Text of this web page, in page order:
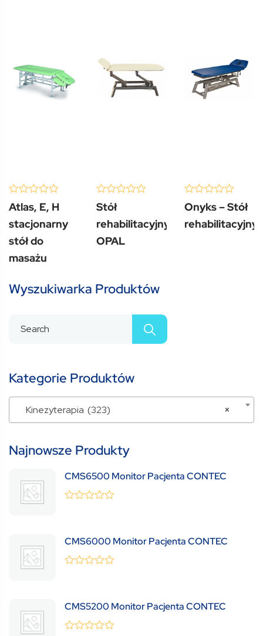
0
out
of
5
Atlas, E, H
stacjonarny
stół do
masażu
0
out
of
5
(0 Review )
Stół
rehabilitacyjny
OPAL
0
out
of
5
Onyks – Stół
rehabilitacyjny
Wyszukiwarka Produktów
Kategorie Produktów
×
Kinezyterapia (323)
Najnowsze Produkty
CMS6500 Monitor Pacjenta CONTEC
5
CMS6000 Monitor Pacjenta CONTEC
5
CMS5200 Monitor Pacjenta CONTEC